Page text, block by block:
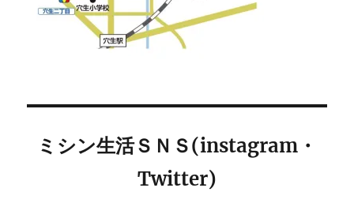
ミシン生活ＳＮＳ(instagram・
Twitter)